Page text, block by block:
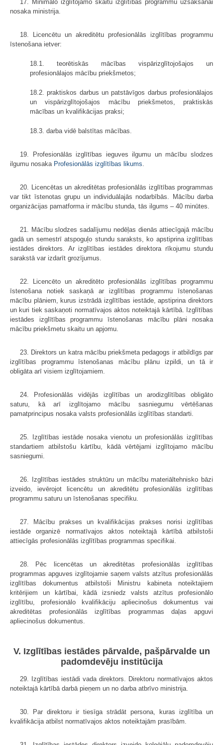
17. Minimālo izglītojamo skaitu izglītības programmu uzsākšanai
nosaka ministrija.
18. Licencētu un akreditētu profesionālās izglītības programmu
īstenošana ietver:
18.1. teorētiskās mācības vispārizglītojošajos un
profesionālajos mācību priekšmetos;
18.2. praktiskos darbus un patstāvīgos darbus profesionālajos
un vispārizglītojošajos mācību priekšmetos, praktiskās
mācības un kvalifikācijas praksi;
18.3. darba vidē balstītas mācības.
19. Profesionālās izglītības ieguves ilgumu un mācību slodzes
ilgumu nosaka Profesionālās izglītības likums
20. Licencētas un akreditētas profesionālās izglītības programmas
var tikt īstenotas grupu un individuālajās nodarbībās. Mācību darba
organizācijas pamatforma ir mācību stunda, tās ilgums – 40 minūtes.
21. Mācību slodzes sadalījumu nedēļas dienās attiecīgajā mācību
gadā un semestrī atspoguļo stundu saraksts, ko apstiprina izglītības
iestādes direktors. Ar izglītības iestādes direktora rīkojumu stundu
sarakstā var izdarīt grozījumus.
22. Licencēto un akreditēto profesionālās izglītības programmu
īstenošana notiek saskaņā ar izglītības programmu īstenošanas
mācību plāniem, kurus izstrādā izglītības iestāde, apstiprina direktors
un kuri tiek saskaņoti normatīvajos aktos noteiktajā kārtībā. Izglītības
iestādes izglītības programmu īstenošanas mācību plāni nosaka
mācību priekšmetu skaitu un apjomu.
23. Direktors un katra mācību priekšmeta pedagogs ir atbildīgs par
izglītības programmu īstenošanas mācību plānu izpildi, un tā ir
obligāta arī visiem izglītojamiem.
24. Profesionālās vidējās izglītības un arodizglītības obligāto
saturu, kā arī izglītojamo mācību sasniegumu vērtēšanas
pamatprincipus nosaka valsts profesionālās izglītības standarti.
25. Izglītības iestāde nosaka vienotu un profesionālās izglītības
standartiem atbilstošu kārtību, kādā vērtējami izglītojamo mācību
sasniegumi.
26. Izglītības iestādes struktūru un mācību materiāltehnisko bāzi
izveido, ievērojot licencētu un akreditētu profesionālās izglītības
programmu saturu un īstenošanas specifiku.
27. Mācību prakses un kvalifikācijas prakses norisi izglītības
iestāde organizē normatīvajos aktos noteiktajā kārtībā atbilstoši
attiecīgās profesionālās izglītības programmas specifikai.
28. Pēc licencētas un akreditētas profesionālās izglītības
programmas apguves izglītojamie saņem valsts atzītus profesionālās
izglītības dokumentus atbilstoši Ministru kabineta noteiktajiem
kritērijiem un kārtībai, kādā izsniedz valsts atzītus profesionālo
izglītību, profesionālo kvalifikāciju apliecinošus dokumentus vai
akreditētas profesionālās izglītības programmas daļas apguvi
apliecinošus dokumentus.
V. Izglītības iestādes pārvalde, pašpārvalde un
padomdevēju institūcija
29. Izglītības iestādi vada direktors. Direktoru normatīvajos aktos
noteiktajā kārtībā darbā pieņem un no darba atbrīvo ministrija.
30. Par direktoru ir tiesīga strādāt persona, kuras izglītība un
kvalifikācija atbilst normatīvajos aktos noteiktajām prasībām.